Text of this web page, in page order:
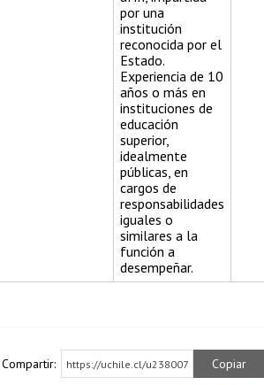
por una
institución
reconocida por el
Estado.
Experiencia de 10
años o más en
instituciones de
educación
superior,
idealmente
públicas, en
cargos de
responsabilidades
iguales o
similares a la
función a
desempeñar.
Compartir: https://uchile.cl/u238007 Copiar